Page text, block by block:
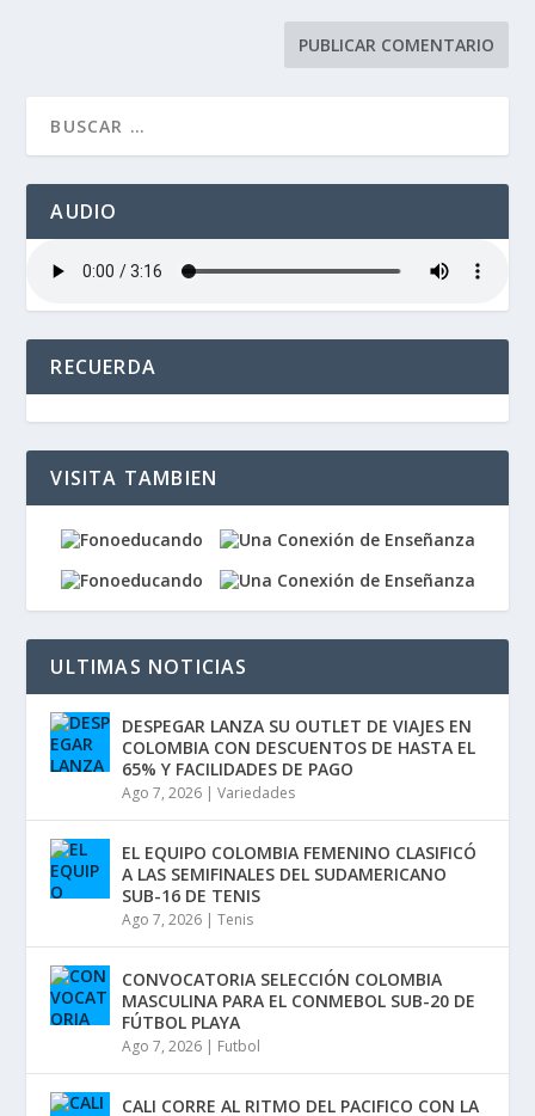
AUDIO
RECUERDA
VISITA TAMBIEN
ULTIMAS NOTICIAS
DESPEGAR LANZA SU OUTLET DE VIAJES EN
COLOMBIA CON DESCUENTOS DE HASTA EL
65% Y FACILIDADES DE PAGO
Ago 7, 2026 |Variedades
EL EQUIPO COLOMBIA FEMENINO CLASIFICÓ
A LAS SEMIFINALES DEL SUDAMERICANO
SUB-16 DE TENIS
Ago 7, 2026 |Tenis
CONVOCATORIA SELECCIÓN COLOMBIA
MASCULINA PARA EL CONMEBOL SUB-20 DE
FÚTBOL PLAYA
Ago 7, 2026 | Futbol
CALI CORRE AL RITMO DEL PACIFICO CON LA